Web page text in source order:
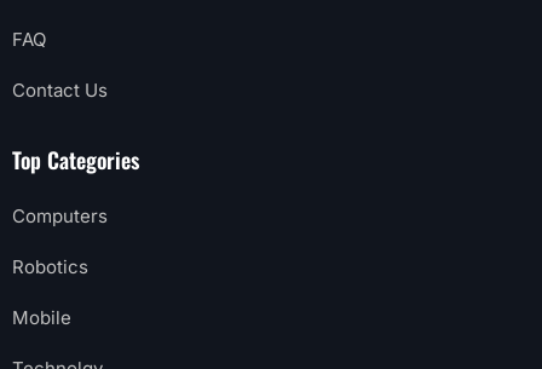
FAQ
Contact Us
Top Categories
Computers
Robotics
Mobile